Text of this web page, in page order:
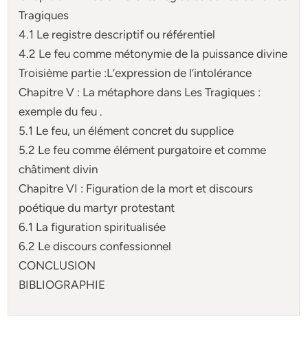
Tragiques
4.1 Le registre descriptif ou référentiel
4.2 Le feu comme métonymie de la puissance divine
Troisième partie :L’expression de l’intolérance
Chapitre V : La métaphore dans Les Tragiques :
exemple du feu .
5.1 Le feu, un élément concret du supplice
5.2 Le feu comme élément purgatoire et comme
châtiment divin
Chapitre VI : Figuration de la mort et discours
poétique du martyr protestant
6.1 La figuration spiritualisée
6.2 Le discours confessionnel
CONCLUSION
BIBLIOGRAPHIE